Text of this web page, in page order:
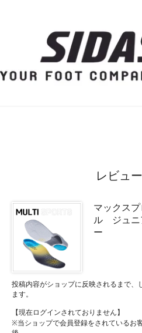
レビュ
マックス
ル ジュニ
ー
投稿内容がショップに反映されるまで、
ます。
【現在ログインされておりません】
※当ショップで会員登録をされているお